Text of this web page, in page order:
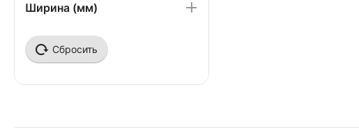
Ширина (мм)
Сбросить